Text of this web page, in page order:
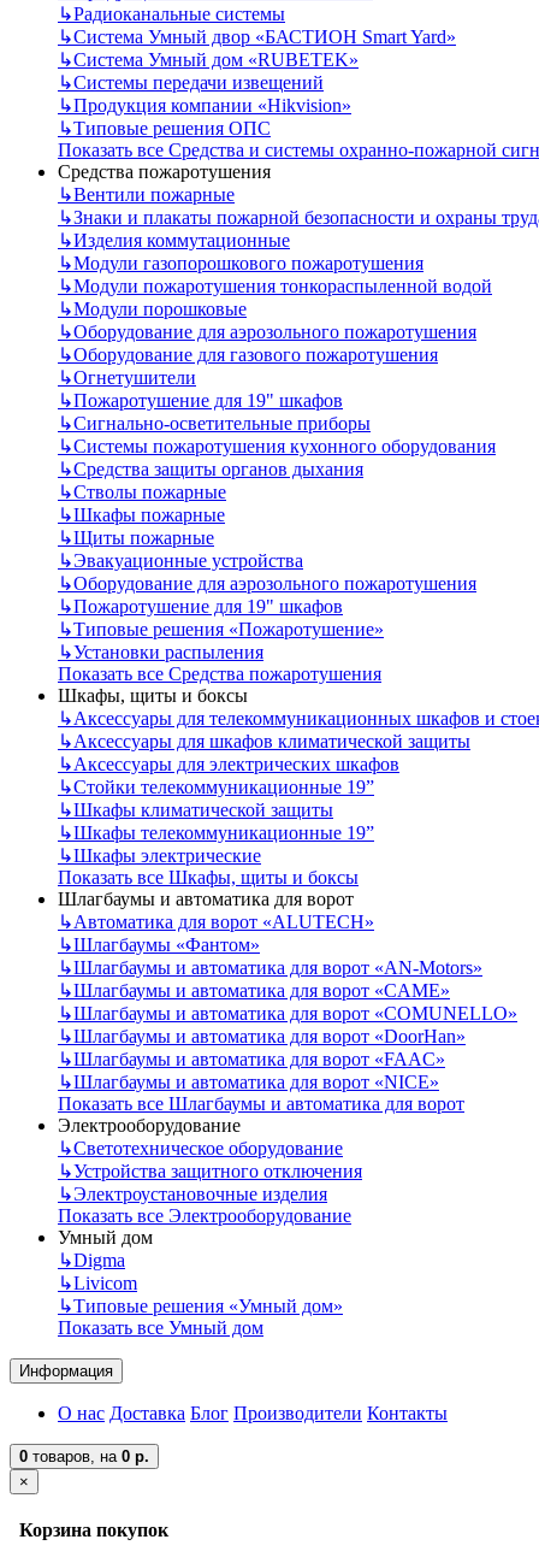
↳Радиоканальные системы
↳Система Умный двор «БАСТИОН Smart Yard»
↳Система Умный дом «RUBETEK»
↳Системы передачи извещений
↳Продукция компании «Hikvision»
↳Типовые решения ОПС
Показать все Средства и системы охранно-пожарной
Средства пожаротушения
↳Вентили пожарные
↳Знаки и плакаты пожарной безопасности и охраны
↳Изделия коммутационные
↳Модули газопорошкового пожаротушения
↳Модули пожаротушения тонкораспыленной водой
↳Модули порошковые
↳Оборудование для аэрозольного пожаротушения
↳Оборудование для газового пожаротушения
↳Огнетушители
↳Пожаротушение для 19" шкафов
↳Сигнально-осветительные приборы
↳Системы пожаротушения кухонного оборудования
↳Средства защиты органов дыхания
↳Стволы пожарные
↳Шкафы пожарные
↳Щиты пожарные
↳Эвакуационные устройства
↳Оборудование для аэрозольного пожаротушения
↳Пожаротушение для 19" шкафов
↳Типовые решения «Пожаротушение»
↳Установки распыления
Показать все Средства пожаротушения
Шкафы, щиты и боксы
↳Аксессуары для телекоммуникационных шкафов и
↳Аксессуары для шкафов климатической защиты
↳Аксессуары для электрических шкафов
↳Стойки телекоммуникационные 19”
↳Шкафы климатической защиты
↳Шкафы телекоммуникационные 19”
↳Шкафы электрические
Показать все Шкафы, щиты и боксы
Шлагбаумы и автоматика для ворот
↳Автоматика для ворот «ALUTECH»
↳Шлагбаумы «Фантом»
↳Шлагбаумы и автоматика для ворот «AN-Motors»
↳Шлагбаумы и автоматика для ворот «CAME»
↳Шлагбаумы и автоматика для ворот «COMUNELLO»
↳Шлагбаумы и автоматика для ворот «DoorHan»
↳Шлагбаумы и автоматика для ворот «FAAC»
↳Шлагбаумы и автоматика для ворот «NICE»
Показать все Шлагбаумы и автоматика для ворот
Электрооборудование
↳Светотехническое оборудование
↳Устройства защитного отключения
↳Электроустановочные изделия
Показать все Электрооборудование
Умный дом
↳Digma
↳Livicom
↳Типовые решения «Умный дом»
Показать все Умный дом
Информация
О нас Доставка Блог Производители Контакты
0 товаров, на 0 р.
×
Корзина покупок